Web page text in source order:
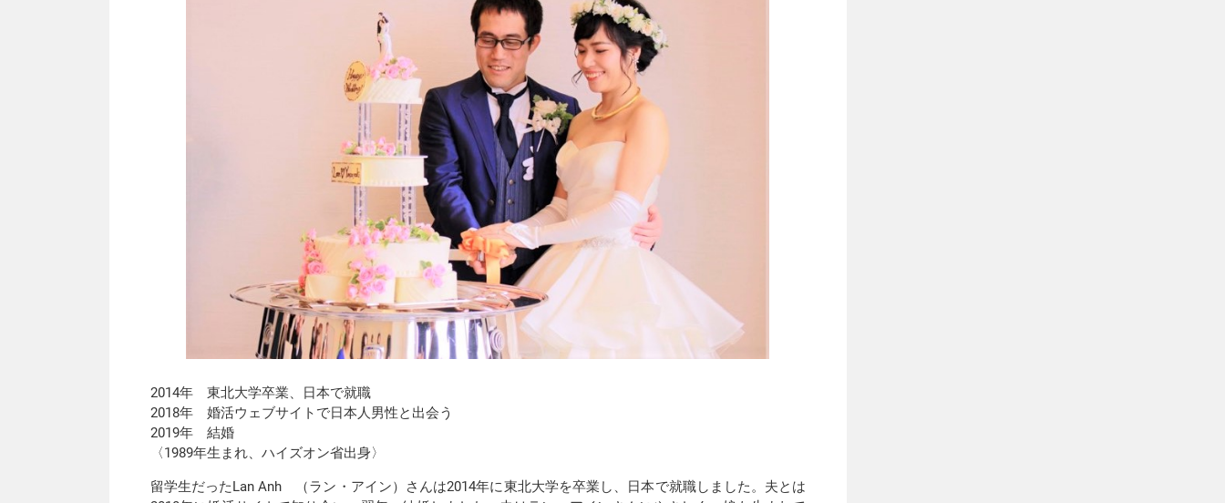
2014年 東北大学卒業、日本で就職
2018年 婚活ウェブサイトで日本人男性と出会う
2019年 結婚
〈1989年生まれ、ハイズオン省出身〉
留学生だったLan Anh （ラン・アイン）さんは2014年に東北大学を卒業し、日本で就職しました。夫とは